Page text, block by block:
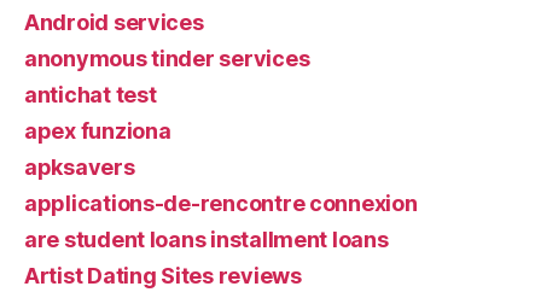
Android services
anonymous tinder services
antichat test
apex funziona
apksavers
applications-de-rencontre connexion
are student loans installment loans
Artist Dating Sites reviews